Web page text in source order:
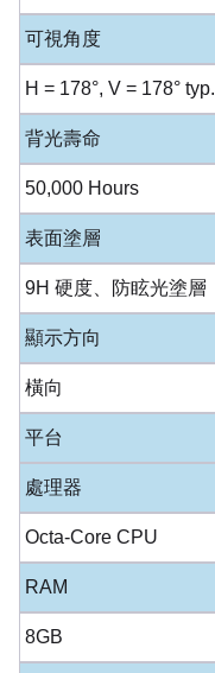
可視角度
H = 178°, V = 178° typ.
背光壽命
50,000 Hours
表面塗層
9H 硬度、防眩光塗層
顯示方向
橫向
平台
處理器
Octa-Core CPU
RAM
8GB